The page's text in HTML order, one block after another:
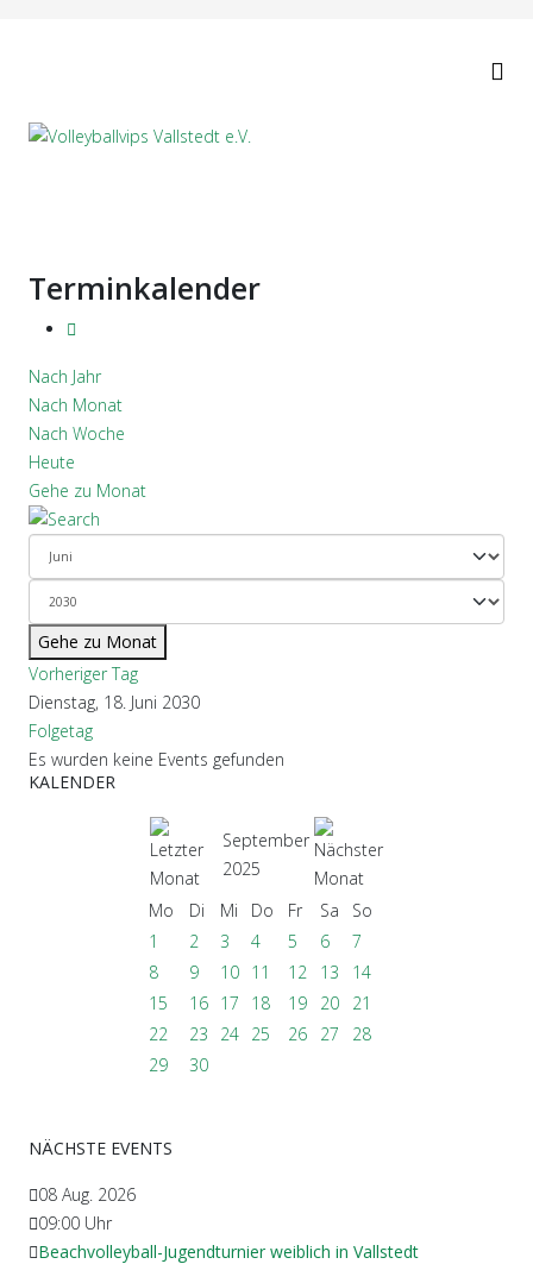
Terminkalender
Nach Jahr
Nach Monat
Nach Woche
Heute
Gehe zu Monat
Gehe zu Monat
Vorheriger Tag
Dienstag, 18. Juni 2030
Folgetag
Es wurden keine Events gefunden
KALENDER
September
2025
Mo
Di Mi Do Fr Sa
So
1
2 3 4 5 6
7
8
9 10 11 12 13
14
15
16 17 18 19 20
21
22
23 24 25 26 27
28
29
30
NÄCHSTE EVENTS
08 Aug. 2026
09:00 Uhr
Beachvolleyball-Jugendturnier weiblich in Vallstedt